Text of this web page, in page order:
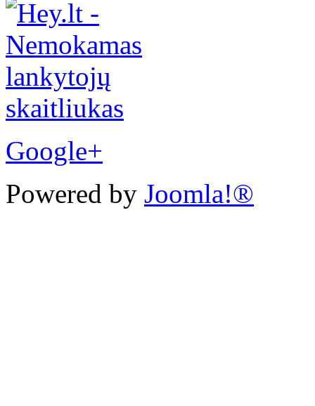
Google+
Powered by Joomla!®